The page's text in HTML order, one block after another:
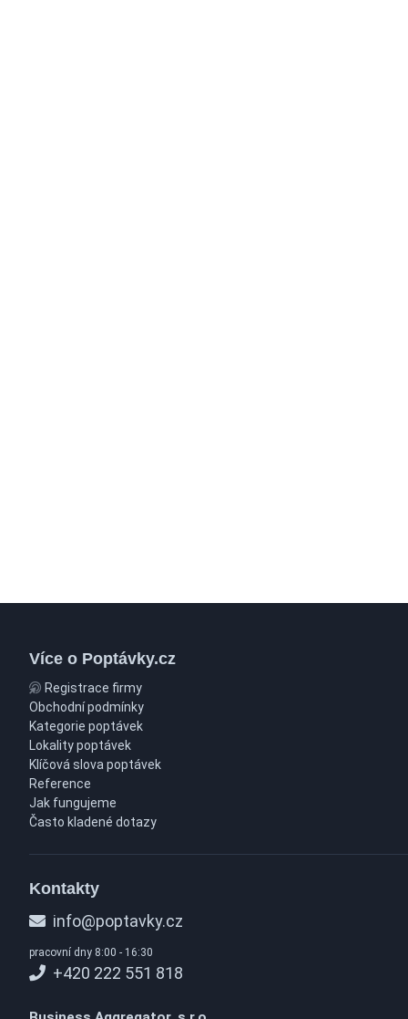
Více o Poptávky.cz
Registrace firmy
Obchodní podmínky
Kategorie poptávek
Lokality poptávek
Klíčová slova poptávek
Reference
Jak fungujeme
Často kladené dotazy
Kontakty
info@poptavky.cz
pracovní dny 8:00 - 16:30
+420 222 551 818